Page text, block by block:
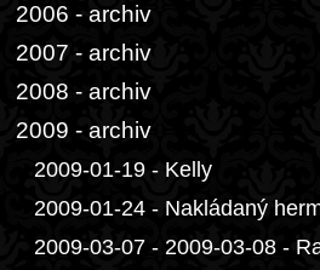
2006 - archiv
2007 - archiv
2008 - archiv
2009 - archiv
2009-01-19 - Kelly
2009-01-24 - Nakládaný
2009-03-07 - 2009-03-08 -